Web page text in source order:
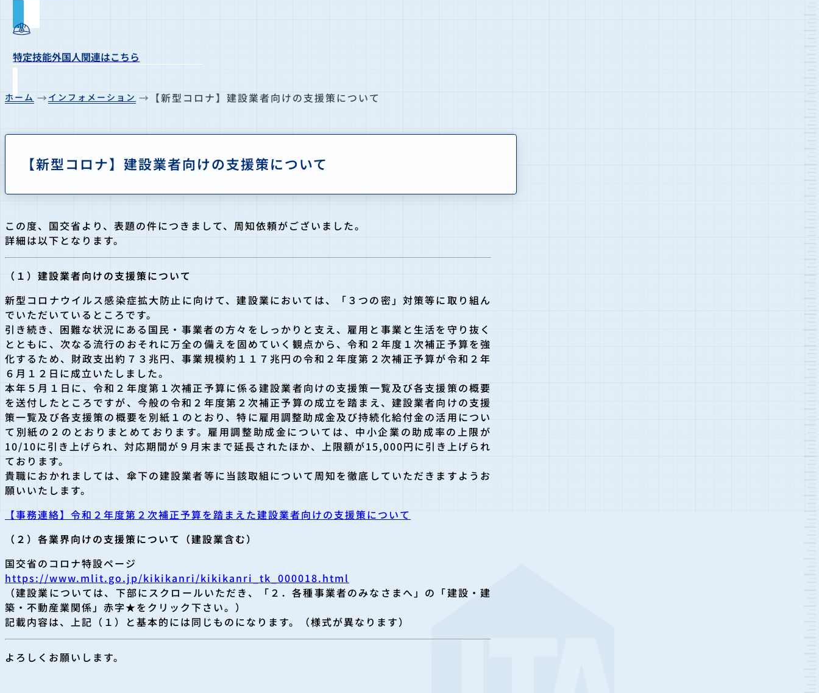
特定技能外国人関連はこちら
ホーム インフォメーション 【新型コロナ】建設業者向けの支援策について
【新型コロナ】建設業者向けの支援策について
この度、国交省より、表題の件につきまして、周知依頼がございました。
詳細は以下となります。
（１）建設業者向けの支援策について
新型コロナウイルス感染症拡大防止に向けて、建設業においては、「３つの密」対策等に取り組ん
でいただいているところです。
引き続き、困難な状況にある国民・事業者の方々をしっかりと支え、雇用と事業と生活を守り抜く
とともに、次なる流行のおそれに万全の備えを固めていく観点から、令和２年度１次補正予算を強
化するため、財政支出約７３兆円、事業規模約１１７兆円の令和２年度第２次補正予算が令和２年
６月１２日に成立いたしました。
本年５月１日に、令和２年度第１次補正予算に係る建設業者向けの支援策一覧及び各支援策の概要
を送付したところですが、今般の令和２年度第２次補正予算の成立を踏まえ、建設業者向けの支援
策一覧及び各支援策の概要を別紙１のとおり、特に雇用調整助成金及び持続化給付金の活用につい
て別紙の２のとおりまとめております。雇用調整助成金については、中小企業の助成率の上限が
10/10に引き上げられ、対応期間が９月末まで延長されたほか、上限額が15,000円に引き上げられ
ております。
貴職におかれましては、傘下の建設業者等に当該取組について周知を徹底していただきますようお
願いいたします。
【事務連絡】令和２年度第２次補正予算を踏まえた建設業者向けの支援策について
（２）各業界向けの支援策について（建設業含む）
国交省のコロナ特設ページ
https://www.mlit.go.jp/kikikanri/kikikanri_tk_000018.html
（建設業については、下部にスクロールいただき、「２．各種事業者のみなさまへ」の「建設・建
築・不動産業関係」赤字★をクリック下さい。）
記載内容は、上記（１）と基本的には同じものになります。（様式が異なります）
よろしくお願いします。